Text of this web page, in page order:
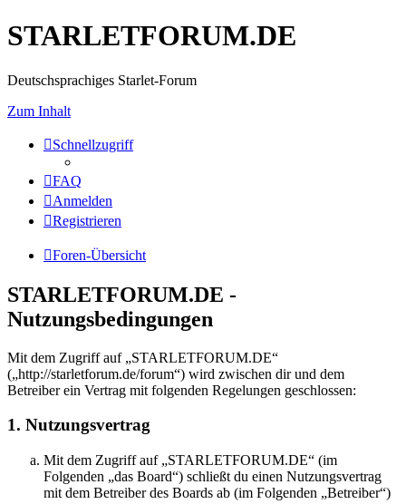
STARLETFORUM.DE
Deutschsprachiges Starlet-Forum
Zum Inhalt
Schnellzugriff
FAQ
Anmelden
Registrieren
Foren-Übersicht
STARLETFORUM.DE -
Nutzungsbedingungen
Mit dem Zugriff auf „STARLETFORUM.DE“
(„http://starletforum.de/forum“) wird zwischen dir und dem
Betreiber ein Vertrag mit folgenden Regelungen geschlossen:
1. Nutzungsvertrag
Mit dem Zugriff auf „STARLETFORUM.DE“ (im
Folgenden „das Board“) schließt du einen Nutzungsvertrag
mit dem Betreiber des Boards ab (im Folgenden „Betreiber“)